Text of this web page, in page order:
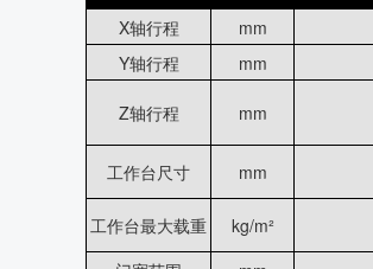
X轴行程 mm
Y轴行程
mm
Z轴行程 mm
工作台尺寸 mm
工作台最大载重 kg/m²